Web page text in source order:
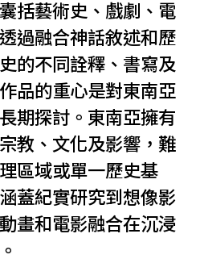
括藝術史、戲劇、電
過融合神話敘述和歷
的不同詮釋、書寫及
品的重心是對東南亞
期探討。東南亞擁有
教、文化及影響，難
區域或單一歷史基
蓋紀實研究到想像影
畫和電影融合在沉浸